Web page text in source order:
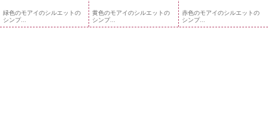
緑色のモアイのシルエットの
シンプ...
黄色のモアイのシルエットの
シンプ...
赤色のモアイのシルエットの
シンプ...